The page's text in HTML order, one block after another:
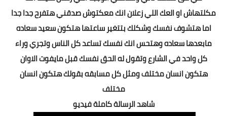
مكلتهاش او العك اللي زعلان انك معكتوش صدقني هتفرح جدا جدا
اما هتشوف نفسك وشكلك بتتغير ساعتها هتكون سعيد سعاده
مابعدها سعاده وهتحس انك نفسك تساعد كل الناس وتجري وراء
كل واحد في الشارع وتقول له الحق نفسك قبل مايفوت الاوان
هتكون انسان مختلف ومثل كل مسابقه بقولك هتكون انسان
مختلف
شاهد الرسالة كاملة فيديو